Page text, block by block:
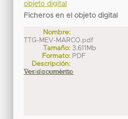
objeto digital
Ficheros en el objeto digital
Nombre:
TTG-MEV-MARCO.pdf
Tamaño: 3.611Mb
Formato: PDF
Descripción:
Tesis completa
Ver documento